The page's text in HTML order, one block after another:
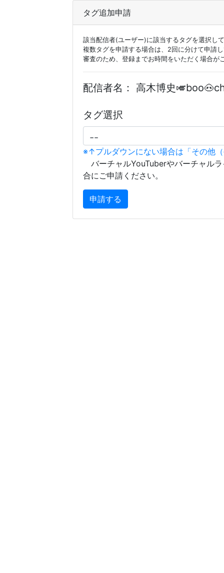
タグ追加申請
該当配信者(ユーザー)に該当するタグを選択し
複数タグを申請する場合は、2回に分けて申請
審査のため、登録までお時間をいただく場合が
配信者名： 高木博史
タグ選択
※↑プルダウンにない場合は「その他
バーチャルYouTuberやバーチャル
合にご申請ください。
申請する